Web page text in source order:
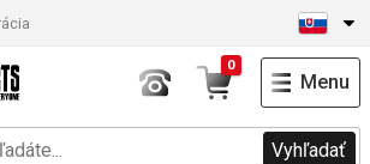
Vyhľadať
0
Menu